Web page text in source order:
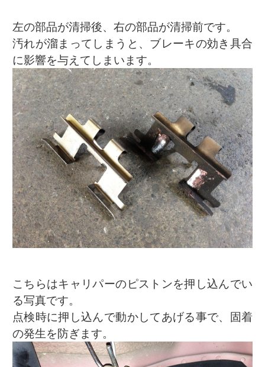
左の部品が清掃後、右の部品が清掃前です。
汚れが溜まってしまうと、ブレーキの効き具合
に影響を与えてしまいます。
こちらはキャリパーのピストンを押し込んでい
る写真です。
点検時に押し込んで動かしてあげる事で、固着
の発生を防ぎます。